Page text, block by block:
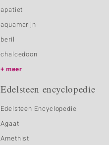
apatiet
aquamarijn
beril
chalcedoon
meer
Edelsteen encyclopedie
Edelsteen Encyclopedie
Agaat
Amethist